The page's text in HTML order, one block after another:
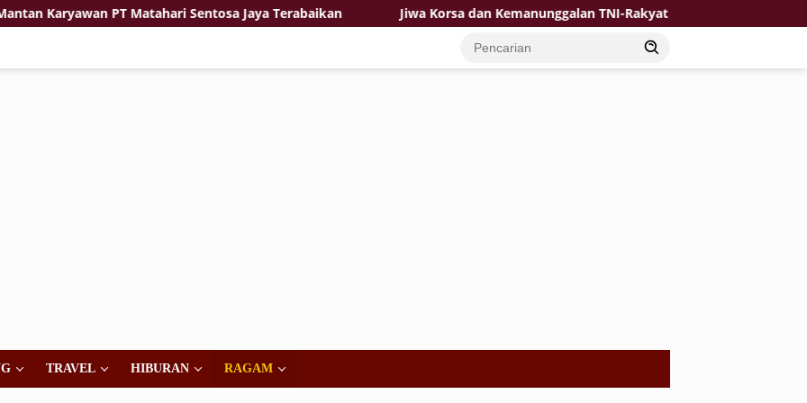
PT Matahari Sentosa Jaya Terabaikan Jiwa Korsa dan Kemanunggalan TNI-Rakyat Jadi Kekuatan TMMD di Desa
TRAVEL HIBURAN RAGAM